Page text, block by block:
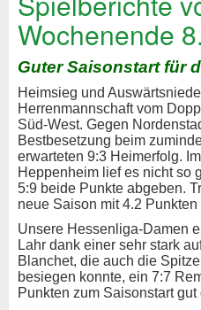
Wochenende
Guter Saisonstart für
Heimsieg und
Herrenmannschaft vom
Süd-West. Gegen
Bestbesetzung beim
erwarteten 9:3 Heimerfolg.
Heppenheim lief es nicht so
5:9 beide Punkte abgeben.
neue Saison mit 4.2
Unsere Hessenliga-Damen
Lahr dank einer sehr stark
Blanchet, die auch die
besiegen konnte, ein 7:7
Punkten zum Saisonstart gut